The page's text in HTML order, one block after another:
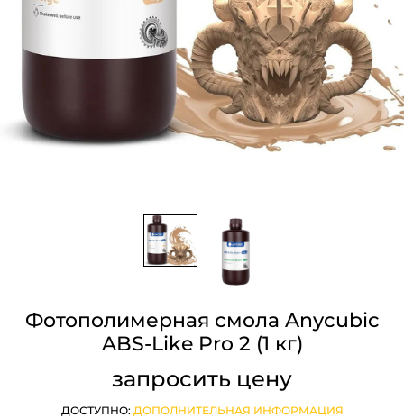
Фотополимерная смола Anycubic
ABS-Like Pro 2 (1 кг)
запросить цену
ДОСТУПНО: ДОПОЛНИТЕЛЬНАЯ ИНФОРМАЦИЯ